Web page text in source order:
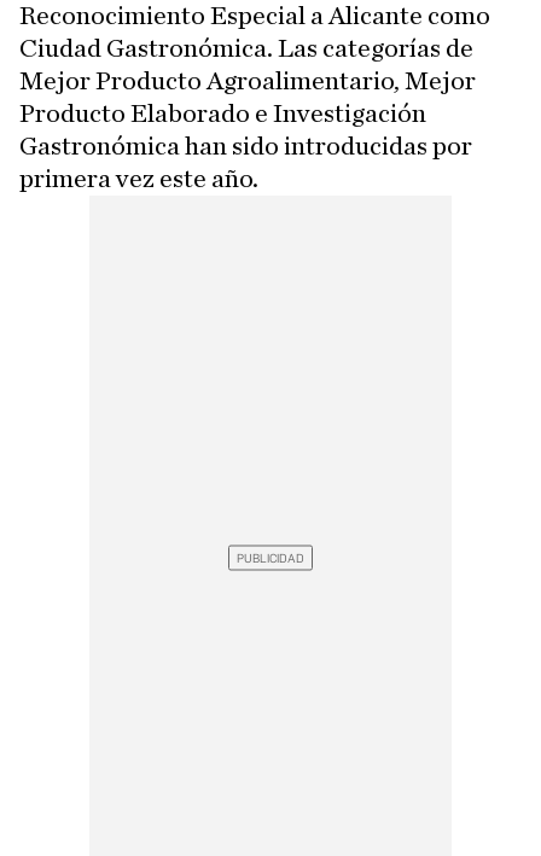
Reconocimiento Especial a Alicante como
Ciudad Gastronómica. Las categorías de
Mejor Producto Agroalimentario, Mejor
Producto Elaborado e Investigación
Gastronómica han sido introducidas por
primera vez este año.